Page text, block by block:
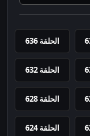
الحلقة 636
الحلقة 632
الحلقة 628
الحلقة 624